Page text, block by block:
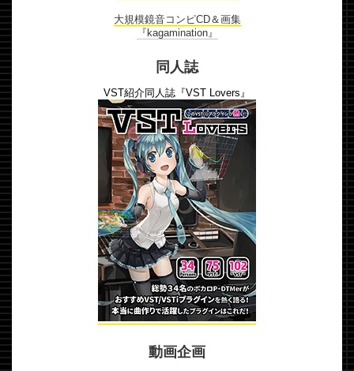
大規模鏡音コンピCD＆画集
『kagamination』
同人誌
VST紹介同人誌『VST Lovers』
動画企画